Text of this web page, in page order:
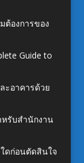
ต้องการของ
Guide to
ะอาคารด้วย
รับสำนักงาน
ดก่อนตัดสินใจ